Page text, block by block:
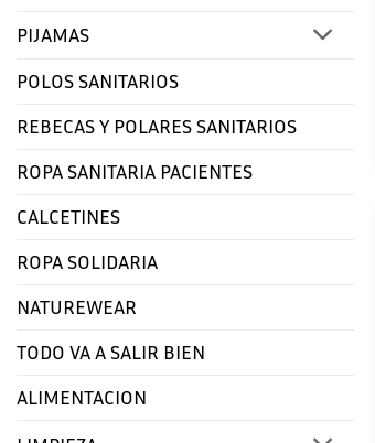
PIJAMAS
POLOS SANITARIOS
REBECAS Y POLARES SANITARIOS
ROPA SANITARIA PACIENTES
CALCETINES
ROPA SOLIDARIA
NATUREWEAR
TODO VA A SALIR BIEN
ALIMENTACION